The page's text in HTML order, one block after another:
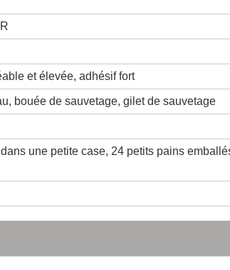
et élevée, adhésif fort
bouée de sauvetage, gilet de sauvetage
une petite case, 24 petits pains